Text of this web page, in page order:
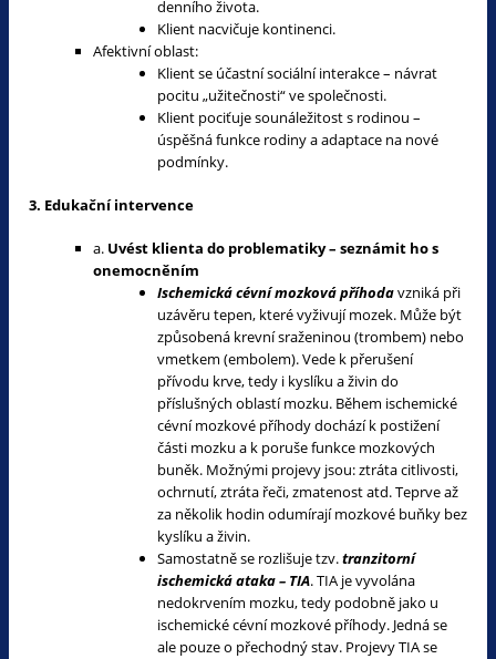
denního života.
Klient nacvičuje kontinenci.
Afektivní oblast:
Klient se účastní sociální interakce – návrat
pocitu „užitečnosti“ ve společnosti.
Klient pociťuje sounáležitost s rodinou –
úspěšná funkce rodiny a adaptace na nové
podmínky.
3. Edukační intervence
a. Uvést klienta do problematiky – seznámit ho s
onemocněním
Ischemická cévní mozková příhodavzniká při
uzávěru tepen, které vyživují mozek. Může být
způsobená krevní sraženinou (trombem) nebo
vmetkem (embolem). Vede k přerušení
přívodu krve, tedy i kyslíku a živin do
příslušných oblastí mozku. Během ischemické
cévní mozkové příhody dochází k postižení
části mozku a k poruše funkce mozkových
buněk. Možnými projevy jsou: ztráta citlivosti,
ochrnutí, ztráta řeči, zmatenost atd. Teprve až
za několik hodin odumírají mozkové buňky bez
kyslíku a živin.
Samostatně se rozlišuje tzv.tranzitorní
ischemická ataka – TIA. TIA je vyvolána
nedokrvením mozku, tedy podobně jako u
ischemické cévní mozkové příhody. Jedná se
ale pouze o přechodný stav. Projevy TIA se